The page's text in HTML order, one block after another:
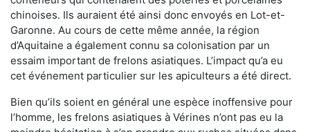
chinoises. Ils auraient été ainsi donc envoyés en Lot-et-
Garonne. Au cours de cette même année, la région
d’Aquitaine a également connu sa colonisation par un
essaim important de frelons asiatiques. L’impact qu’a eu
cet événement particulier sur les apiculteurs a été direct.
Bien qu’ils soient en général une espèce inoffensive pour
l’homme, les frelons asiatiques à Vérines n’ont pas eu la